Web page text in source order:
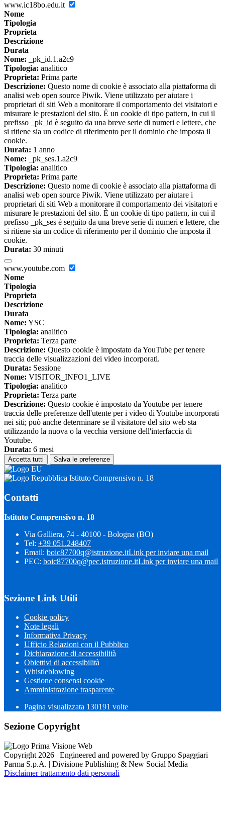
www.ic18bo.edu.it
Nome
Tipologia
Proprieta
Descrizione
Durata
Nome: _pk_id.1.a2c9
Tipologia: analitico
Proprieta: Prima parte
Descrizione: Questo nome di cookie è associato alla piattaforma di
analisi web open source Piwik. Viene utilizzato per aiutare i
proprietari di siti Web a monitorare il comportamento dei visitatori e
misurare le prestazioni del sito. È un cookie di tipo pattern, in cui il
prefisso _pk_id è seguito da una breve serie di numeri e lettere, che
si ritiene sia un codice di riferimento per il dominio che imposta il
cookie.
Durata: 1 anno
Nome: _pk_ses.1.a2c9
Tipologia: analitico
Proprieta: Prima parte
Descrizione: Questo nome di cookie è associato alla piattaforma di
analisi web open source Piwik. Viene utilizzato per aiutare i
proprietari di siti Web a monitorare il comportamento dei visitatori e
misurare le prestazioni del sito. È un cookie di tipo pattern, in cui il
prefisso _pk_ses è seguito da una breve serie di numeri e lettere, che
si ritiene sia un codice di riferimento per il dominio che imposta il
cookie.
Durata: 30 minuti
www.youtube.com
Nome
Tipologia
Proprieta
Descrizione
Durata
Nome: YSC
Tipologia: analitico
Proprieta: Terza parte
Descrizione: Questo cookie è impostato da YouTube per tenere
traccia delle visualizzazioni dei video incorporati.
Durata: Sessione
Nome: VISITOR_INFO1_LIVE
Tipologia: analitico
Proprieta: Terza parte
Descrizione: Questo cookie è impostato da Youtube per tenere
traccia delle preferenze dell'utente per i video di Youtube incorporati
nei siti; può anche determinare se il visitatore del sito web sta
utilizzando la nuova o la vecchia versione dell'interfaccia di
Youtube.
Durata: 6 mesi
Accetta tutti Salva le preferenze
Istituto Comprensivo n. 18
Contatti
Istituto Comprensivo n. 18
Via Galliera, 74 - 40100 - Bologna (BO)
Tel: +39 051.248407
Email: boic87700q@istruzione.itLink per inviare una mail
PEC: boic87700q@pec.istruzione.itLink per inviare una mail
Sezione Link Utili
Cookie policy
Note legali
Informativa Privacy
Ufficio Relazioni con il Pubblico
Dichiarazione di accessibilità
Obiettivi di accessibilità
Whistleblowing
Gestione consensi cookie
Amministrazione trasparente
Pagina visualizzata 130191 volte
Sezione Copyright
Copyright 2026 | Engineered and powered by Gruppo Spaggiari
Parma S.p.A. | Divisione Publishing & New Social Media
Disclaimer trattamento dati personali